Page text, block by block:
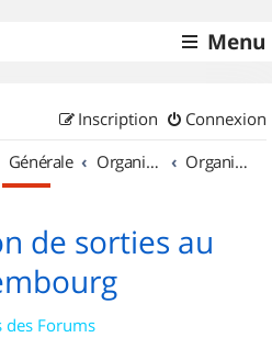
Menu
Connexion
Inscription
Générale Organisation de sorties & Recherche de partenaires Organisation de sorties au Luxembourg
de sorties au
des Forums